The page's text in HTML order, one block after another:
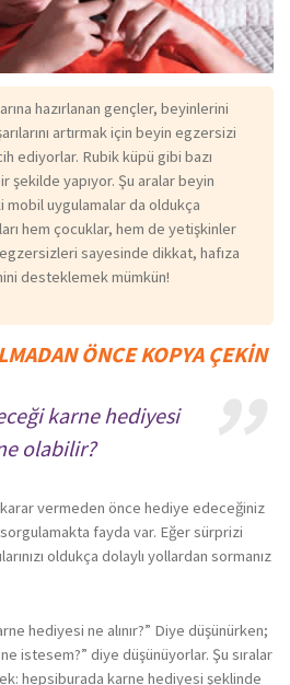
hazırlanan gençler, beyinlerini
artırmak için beyin egzersizi
ediyorlar. Rubik küpü gibi bazı
şekilde yapıyor. Şu aralar beyin
uygulamalar da oldukça
hem çocuklar, hem de yetişkinler
sayesinde dikkat, hafıza
desteklemek mümkün!
ÖNCE KOPYA ÇEKIN
karne hediyesi
olabilir?
karar vermeden önce hediye edeceğiniz
sorgulamakta fayda var. Eğer sürprizi
oldukça dolaylı yollardan sormanız
hediyesi ne alınır?” Diye düşünürken;
istesem?” diye düşünüyorlar. Şu sıralar
hepsiburada karne hediyesi şeklinde